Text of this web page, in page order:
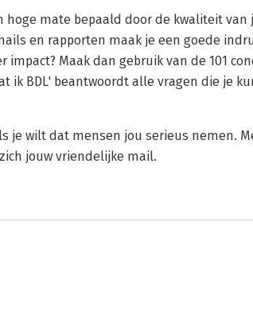
hoge mate bepaald door de kwaliteit van
en rapporten maak je een goede
impact? Maak dan gebruik van de 101
ik BDL' beantwoordt alle vragen die je
je wilt dat mensen jou serieus nemen.
jouw vriendelijke mail.